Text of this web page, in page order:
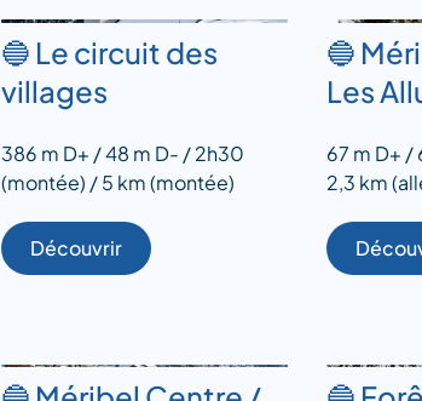
🔵 Le circuit des
villages
386 m D+ / 48 m D- / 2h30
(montée) / 5 km (montée)
Découvrir
🔵
Les
67 m D+ /
2,3 km